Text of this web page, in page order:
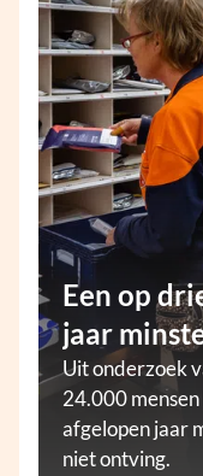
Een op
jaar
Uit onderzoek
24.000
afgelopen jaar
niet ontving.